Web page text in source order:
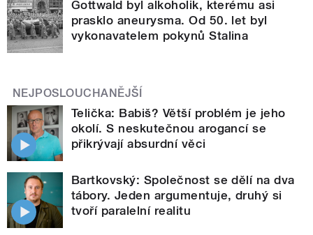
Gottwald byl alkoholik, kterému asi
prasklo aneurysma. Od 50. let byl
vykonavatelem pokynů Stalina
NEJPOSLOUCHANĚJŠÍ
Telička: Babiš? Větší problém je jeho
okolí. S neskutečnou arogancí se
přikrývají absurdní věci
Bartkovský: Společnost se dělí na dva
tábory. Jeden argumentuje, druhý si
tvoří paralelní realitu